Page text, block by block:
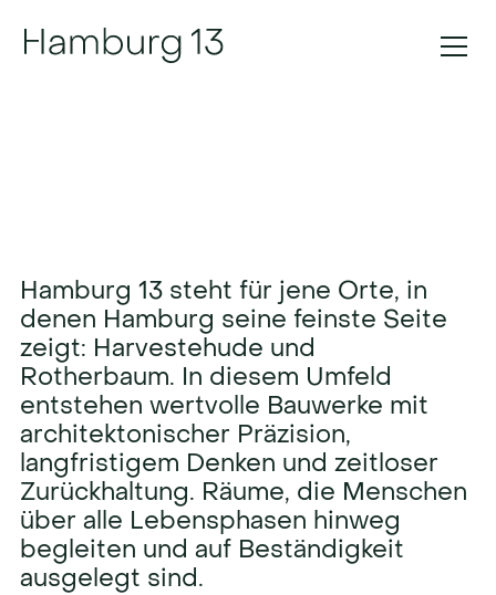
Hamburg 13 steht für jene Orte, in
denen Hamburg seine feinste Seite
zeigt: Harvestehude und
Rotherbaum. In diesem Umfeld
entstehen wertvolle Bauwerke mit
architektonischer Präzision,
langfristigem Denken und zeitloser
Zurückhaltung. Räume, die Menschen
über alle Lebensphasen hinweg
begleiten und auf Beständigkeit
ausgelegt sind.